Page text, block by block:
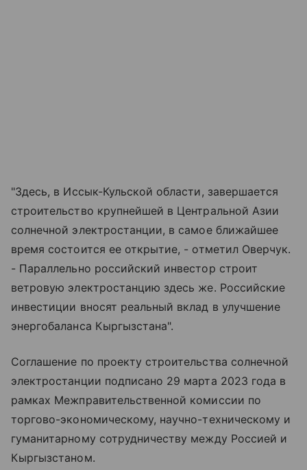
"Здесь, в Иссык-Кульской области, завершается
строительство крупнейшей в Центральной Азии
солнечной электростанции, в самое ближайшее
время состоится ее открытие, - отметил Оверчук.
- Параллельно российский инвестор строит
ветровую электростанцию здесь же. Российские
инвестиции вносят реальный вклад в улучшение
энергобаланса Кыргызстана".
Соглашение по проекту строительства солнечной
электростанции подписано 29 марта 2023 года в
рамках Межправительственной комиссии по
торгово-экономическому, научно-техническому и
гуманитарному сотрудничеству между Россией и
Кыргызстаном.